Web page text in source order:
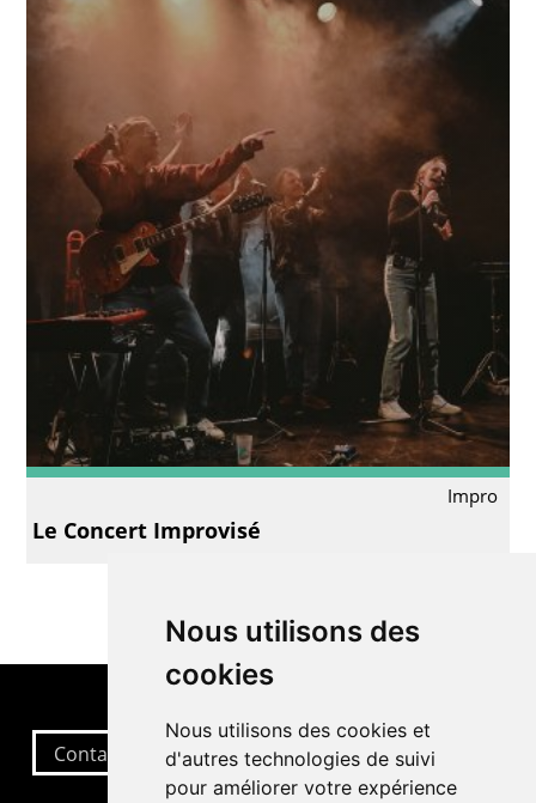
Nous utilisons des
cookies
Nous utilisons des cookies et
d'autres technologies de suivi
pour améliorer votre expérience
Impro
Le Concert Improvisé
Contactez-nous